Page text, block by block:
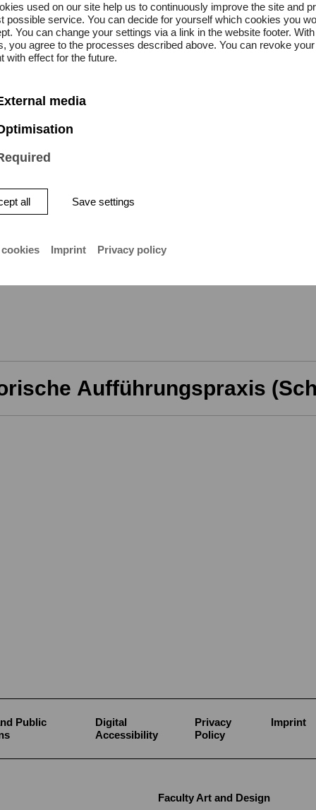
used on our site help us to continuously improve the site and
possible service. You can decide for yourself which cookies you
You can change your settings via a link in the website footer.
you agree to the processes described above. You can revoke your
with effect for the future.
media
all Save settings
cookies Imprint Privacy policy
er Mitglied im Gustav Mahler
unter Claudio Abbado,
Franz Welzer-Moost, Seiji
Jesper Tjaerby Korneliusen
Orchester
im Philharmonisches
2005 mit dem Eduard
Aufführungspraxis
Public
Digital
Accessibility
Privacy
Policy
Imprint
Faculty Art and Design